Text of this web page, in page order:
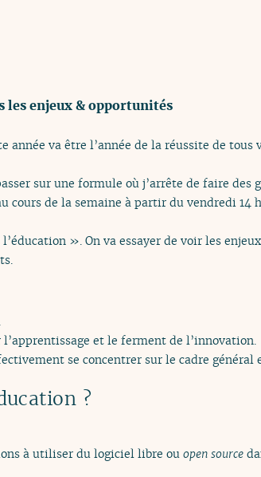
les enjeux & opportunités
année va être l’année de la réussite de
sur une formule où j’arrête de faire des
cours de la semaine à partir du vendredi 14
l’éducation ». On va essayer de voir les
et le ferment de l’innovation.
se concentrer sur le cadre général
?
à utiliser du logiciel libre ou open source